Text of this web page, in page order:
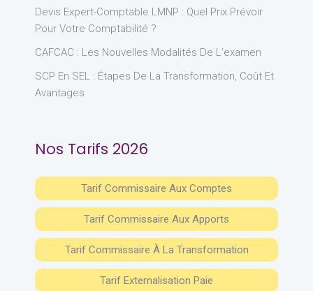
Devis Expert-Comptable LMNP : Quel Prix Prévoir
Pour Votre Comptabilité ?
CAFCAC : Les Nouvelles Modalités De L’examen
SCP En SEL : Étapes De La Transformation, Coût Et
Avantages
Nos Tarifs 2026
Tarif Commissaire Aux Comptes
Tarif Commissaire Aux Apports
Tarif Commissaire À La Transformation
Tarif Externalisation Paie